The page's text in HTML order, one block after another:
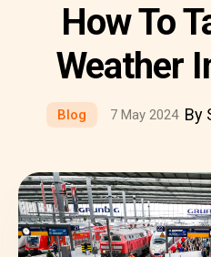
How To
Weather
Blog 7 May 2024 By